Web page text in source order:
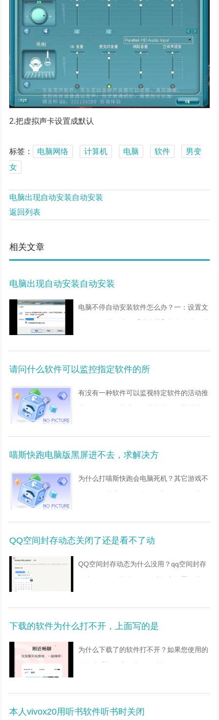
2.把虚拟声卡设置成默认
标签： 电脑网络 计算机 电脑 软件
男变
女
电脑出现自动安装自动安装
返回列表
相关文章
电脑出现自动安装自动安装
电脑不停自动安装软件怎么办？一：设置文
理】窗口中，我们
请问什么软件可以监控指定软件的所
有没有一种软件可以监视特定软件的活动推
它可以监视应用程序
喵斯快跑电脑版黑屏进不去，求解决方
为什么打喵斯快跑会电脑死机？其它游戏不
盖将就用着~ 2、移
QQ空间封存动态关闭了还是看不了动
QQ空间封存动态为什么没用？qq空间封存
之后选择QQ主页面QQ头像旁
下载的软件为什么打不开，上面写的是
为什么下载了的软件打不开？如果您使用的
1 重启应用
本人vivox20用听书软件听书时关闭